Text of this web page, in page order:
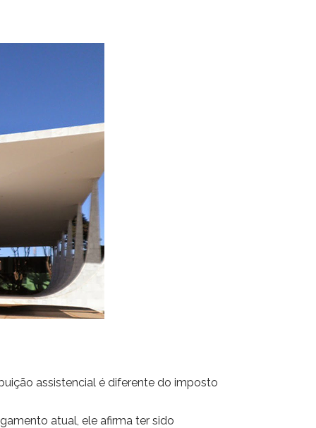
assistencial é diferente do imposto
atual, ele afirma ter sido